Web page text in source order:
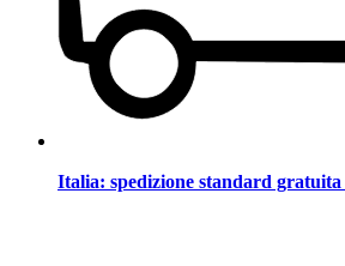
Italia: spedizione standard gratuita